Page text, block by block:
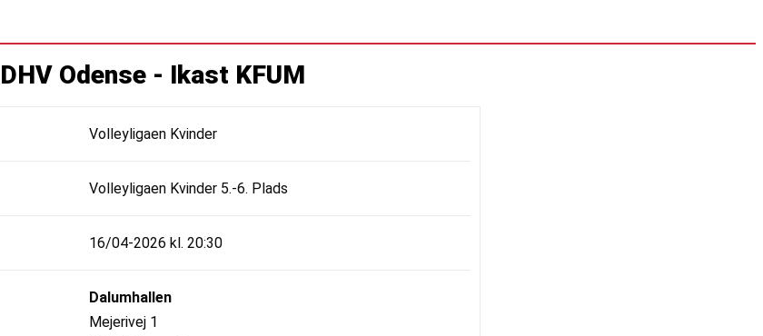
DHV Odense - Ikast KFUM
Volleyligaen Kvinder
Volleyligaen Kvinder 5.-6. Plads
16/04-2026 kl. 20:30
Dalumhallen
Mejerivej 1